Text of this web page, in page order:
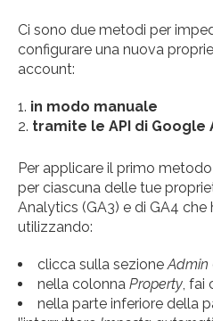
Ci sono due metodi per
configurare una nuova
account:
in modo manuale
tramite le API di Google
Per applicare il primo
per ciascuna delle tue
Analytics (GA3) e di GA4 che
utilizzando:
clicca sulla sezioneAdmin
nella colonna Property, fai
nella parte inferiore della